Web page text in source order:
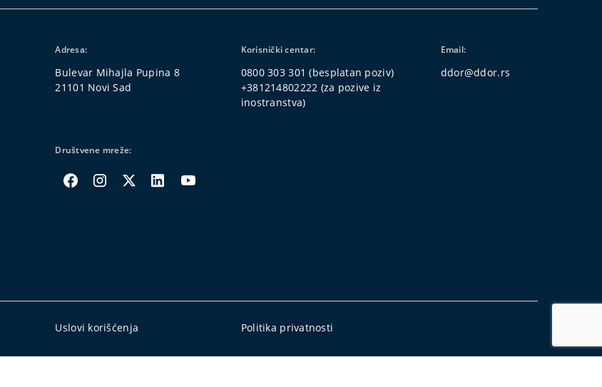
Adresa:
Bulevar Mihajla Pupina 8
21101 Novi Sad
Korisnički centar:
0800 303 301 (besplatan poziv)
+381214802222 (za pozive iz
inostranstva)
Email:
ddor@ddor.rs
Društvene mreže:
Uslovi korišćenja Politika privatnosti